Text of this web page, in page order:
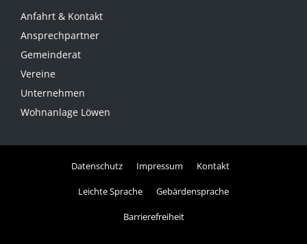
Anfahrt & Kontakt
Ansprechpartner
Gemeinderat
Vereine
Unternehmen
Wohnanlage Löwen
Datenschutz Impressum Kontakt
Leichte Sprache Gebärdensprache
Barrierefreiheit